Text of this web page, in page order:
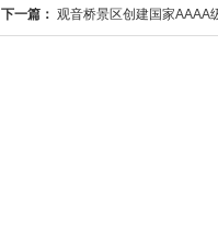
下一篇： 观音桥景区创建国家AAAA